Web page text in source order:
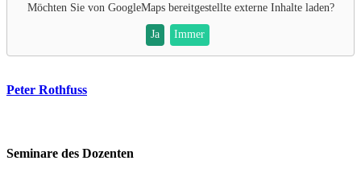
Möchten Sie von GoogleMapsbereitgestellte externe Inhalte laden?
Ja Immer
Peter Rothfuss
Seminare des Dozenten